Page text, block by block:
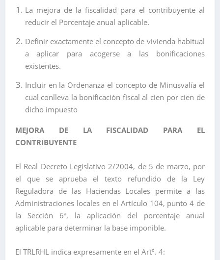
La mejora de la fiscalidad para el contribuyente al
reducir el Porcentaje anual aplicable.
Definir exactamente el concepto de vivienda habitual
a aplicar para acogerse a las bonificaciones
existentes.
Incluir en la Ordenanza el concepto de Minusvalía el
cual conlleva la bonificación fiscal al cien por cien de
dicho impuesto
MEJORA DE LA FISCALIDAD PARA EL
CONTRIBUYENTE
El Real Decreto Legislativo 2/2004, de 5 de marzo, por
el que se aprueba el texto refundido de la Ley
Reguladora de las Haciendas Locales permite a las
Administraciones locales en el Artículo 104, punto 4 de
la Sección 6ª, la aplicación del porcentaje anual
aplicable para determinar la base imponible.
El TRLRHL indica expresamente en el Artº. 4: